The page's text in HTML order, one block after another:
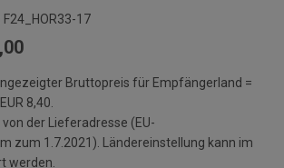
F24_HOR33-17
Bruttopreis für Empfängerland =
8,40.
der Lieferadresse (EU-
zum 1.7.2021). Ländereinstellung kann im
werden.